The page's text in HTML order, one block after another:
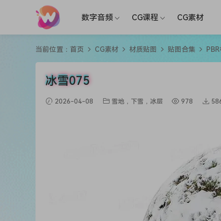
数字音频 CG课程 CG素材
当前位置： 首页 CG素材 材质贴图 贴图合集
冰雪075
2026-04-08 雪地，下雪，冰层 978